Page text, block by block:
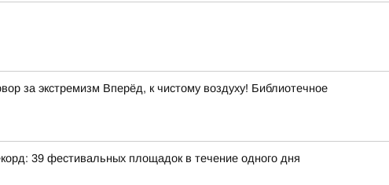
экстремизм Вперёд, к чистому воздуху! Библиотечное
39 фестивальных площадок в течение одного дня